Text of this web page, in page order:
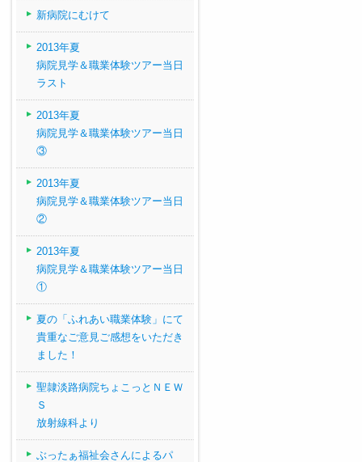
新病院にむけて
2013年夏
病院見学＆職業体験ツアー当日
ラスト
2013年夏
病院見学＆職業体験ツアー当日
③
2013年夏
病院見学＆職業体験ツアー当日
②
2013年夏
病院見学＆職業体験ツアー当日
①
夏の「ふれあい職業体験」にて
貴重なご意見ご感想をいただき
ました！
聖隷淡路病院ちょこっとＮＥＷ
Ｓ
放射線科より
ぶったぁ福祉会さんによるパ